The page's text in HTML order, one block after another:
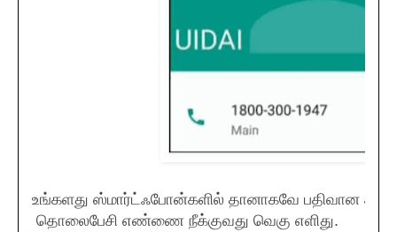
உங்களது ஸ்மார்ட்ஃபோன்களில் தானாகவே பதிவான
தொலைபேசி எண்ணை நீக்குவது வெகு எளிது.